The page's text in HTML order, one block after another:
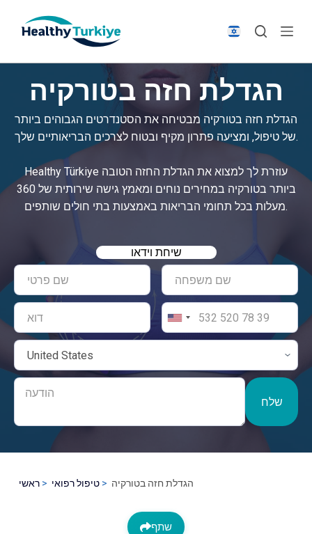
p
c
o
e
הגדלת חזה בטורקיה
הגדלת חזה בטורקיה מבטיחה את הסטנדרטים הגבוהים ביותר
של טיפול, ומציעה פתרון מקיף ובטוח לצרכים הבריאותיים שלך.
Healthy Türkiye עוזרת לך למצוא את הגדלת החזה הטובה
ביותר בטורקיה במחירים נוחים ומאמץ גישה שירותית של 360
מעלות בכל תחומי הבריאות באמצעות בתי חולים שותפים.
שיחת וידאו
שלח
ראשי טיפול רפואי הגדלת חזה בטורקיה
שתף